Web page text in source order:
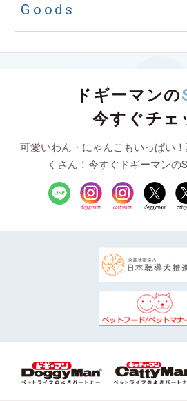
Goods
ドギーマンの
今すぐチェ
可愛いわん・にゃんこもいっぱい
くさん！今すぐドギーマンの